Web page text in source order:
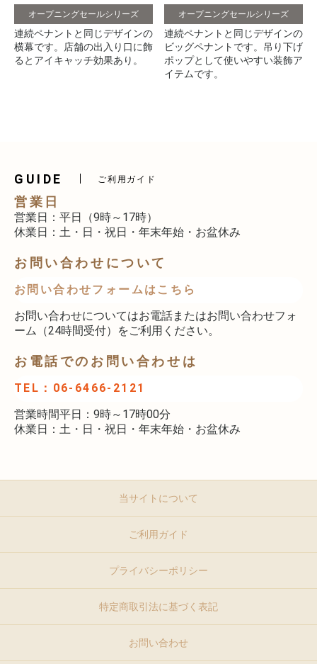
オープニングセールシリーズ
連続ペナントと同じデザインの
横幕です。店舗の出入り口に飾
るとアイキャッチ効果あり。
オープニングセールシリーズ
連続ペナントと同じデザインの
ビッグペナントです。吊り下げ
ポップとして使いやすい装飾ア
イテムです。
GUIDE ご利用ガイド
営業日
営業日：平日（9時～17時）
休業日：土・日・祝日・年末年始・お盆休み
お問い合わせについて
お問い合わせフォームはこちら
お問い合わせについてはお電話またはお問い合わせフォ
ーム（24時間受付）をご利用ください。
お電話でのお問い合わせは
TEL：06-6466-2121
営業時間平日：9時～17時00分
休業日：土・日・祝日・年末年始・お盆休み
当サイトについて
ご利用ガイド
プライバシーポリシー
特定商取引法に基づく表記
お問い合わせ